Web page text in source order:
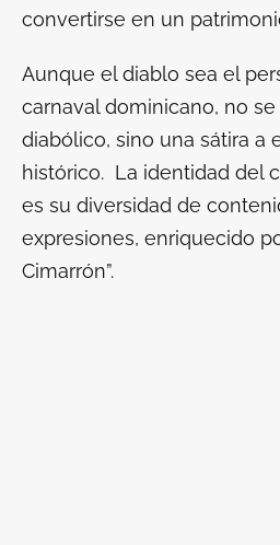
convertirse en un
Aunque el diablo sea el
carnaval dominicano, no
diabólico, sino una sátira a
histórico. La identidad del
es su diversidad de
expresiones, enriquecido
Cimarrón”.